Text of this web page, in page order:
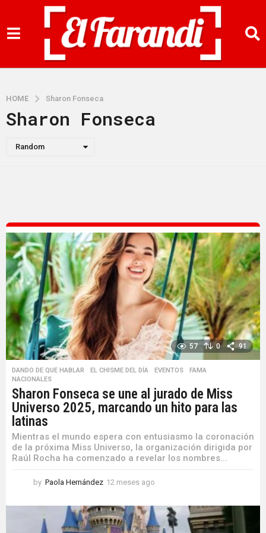
HOME Sharon Fonseca
Sharon Fonseca
Random
57 0 91
DANDO DE QUE HABLAR ,EL CHISME DEL DÍA ,EVENTOS ,FAMA
NACIONALES
Sharon Fonseca se une al jurado de Miss
Universo 2025, marcando un hito para las
latinas
Mientras el mundo espera con entusiasmo la coronación
de la próxima Miss Universo, la organización dirigida por
Raúl Rocha ha comenzado a revelar los nombres...
by Paola Hernández 12 meses ago
m
e
s